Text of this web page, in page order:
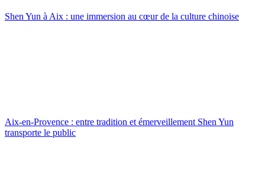
Shen Yun à Aix : une immersion au cœur de la culture chinoise
Aix-en-Provence : entre tradition et émerveillement Shen Yun
transporte le public